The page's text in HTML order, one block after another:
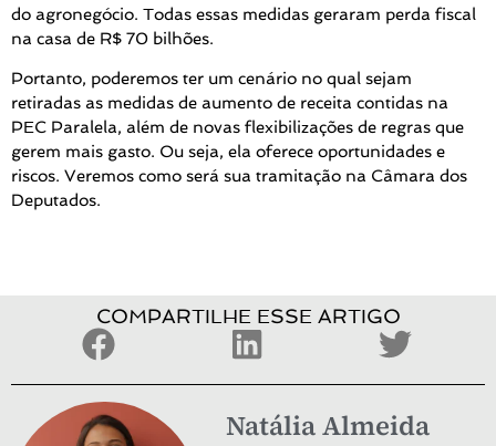
do agronegócio. Todas essas medidas geraram perda fiscal
na casa de R$ 70 bilhões.
Portanto, poderemos ter um cenário no qual sejam
retiradas as medidas de aumento de receita contidas na
PEC Paralela, além de novas flexibilizações de regras que
gerem mais gasto. Ou seja, ela oferece oportunidades e
riscos. Veremos como será sua tramitação na Câmara dos
Deputados.
COMPARTILHE ESSE ARTIGO
Natália Almeida